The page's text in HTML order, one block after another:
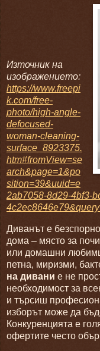
Източник на
изображението:
https://www.freepi
k.com/free-
photo/high-angle-
defocused-
woman-cleaning-
surface_8923375.
htm#fromView=se
arch&page=1&po
sition=39&uuid=e
2ab7058-8d29-4bf3-
Диванът е
дома – място за
или домашни
петна, миризми,
на дивани е не
необходимост за
и търсиш
изборът може да
Конкуренцията е
офертите често